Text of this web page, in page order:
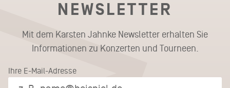
NEWSLETTER
Mit dem Karsten Jahnke Newsletter erhalten Sie
Informationen zu Konzerten und Tourneen.
Ihre E-Mail-Adresse